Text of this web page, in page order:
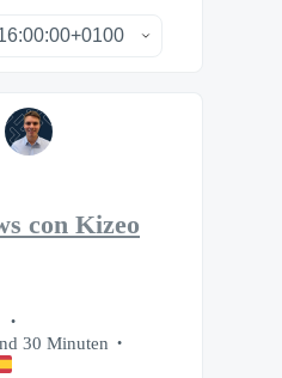
con Kizeo
30 Minuten